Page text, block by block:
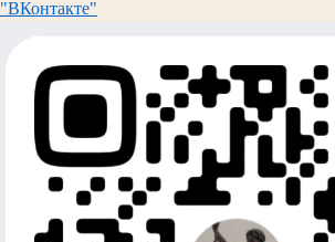
"ВКонтакте"